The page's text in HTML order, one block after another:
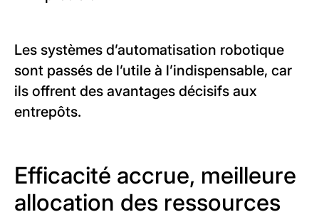
Les systèmes d’automatisation robotique
sont passés de l’utile à l’indispensable, car
ils offrent des avantages décisifs aux
entrepôts.
Efficacité accrue, meilleure
allocation des ressources